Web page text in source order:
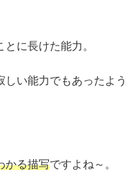
に長けた能力。
い能力でもあったよう
かる描写ですよね～。